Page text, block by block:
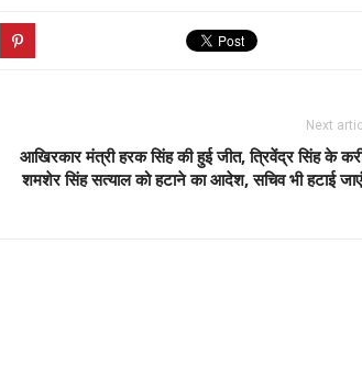
Next
आखिरकार मंत्री हरक सिंह की हुई जीत, त्रिवेंद्र सिंह के
शमशेर सिंह सत्याल को हटाने का आदेश, सचिव भी हटाई